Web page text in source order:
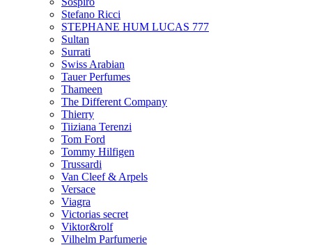
Stefano Ricci
STEPHANE HUM LUCAS 777
Sultan
Surrati
Swiss Arabian
Tauer Perfumes
Thameen
The Different Company
Thierry
Tiiziana Terenzi
Tom Ford
Tommy Hilfigen
Trussardi
Van Cleef & Arpels
Versace
Viagra
Victorias secret
Viktor&rolf
Vilhelm Parfumerie